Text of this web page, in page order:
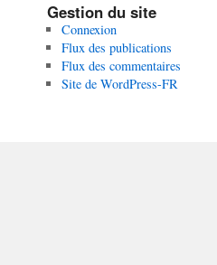
Gestion du site
Connexion
Flux des publications
Flux des commentaires
Site de WordPress-FR